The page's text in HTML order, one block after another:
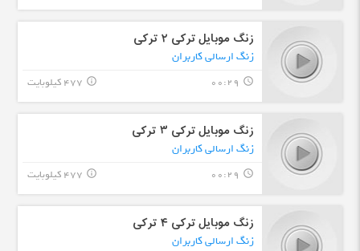
زنگ موبایل ترکی ۲ ترکی
زنگ ارسالی کاربران
query_builder
00:29 477 کیلوبایت info_outline
زنگ موبایل ترکی ۳ ترکی
زنگ ارسالی کاربران
query_builder
00:29 477 کیلوبایت info_outline
زنگ موبایل ترکی ۴ ترکی
زنگ ارسالی کاربران